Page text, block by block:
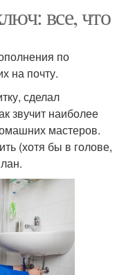
все, что
по
на почту.
сделал
звучит наиболее
мастеров.
(хотя бы в голове,